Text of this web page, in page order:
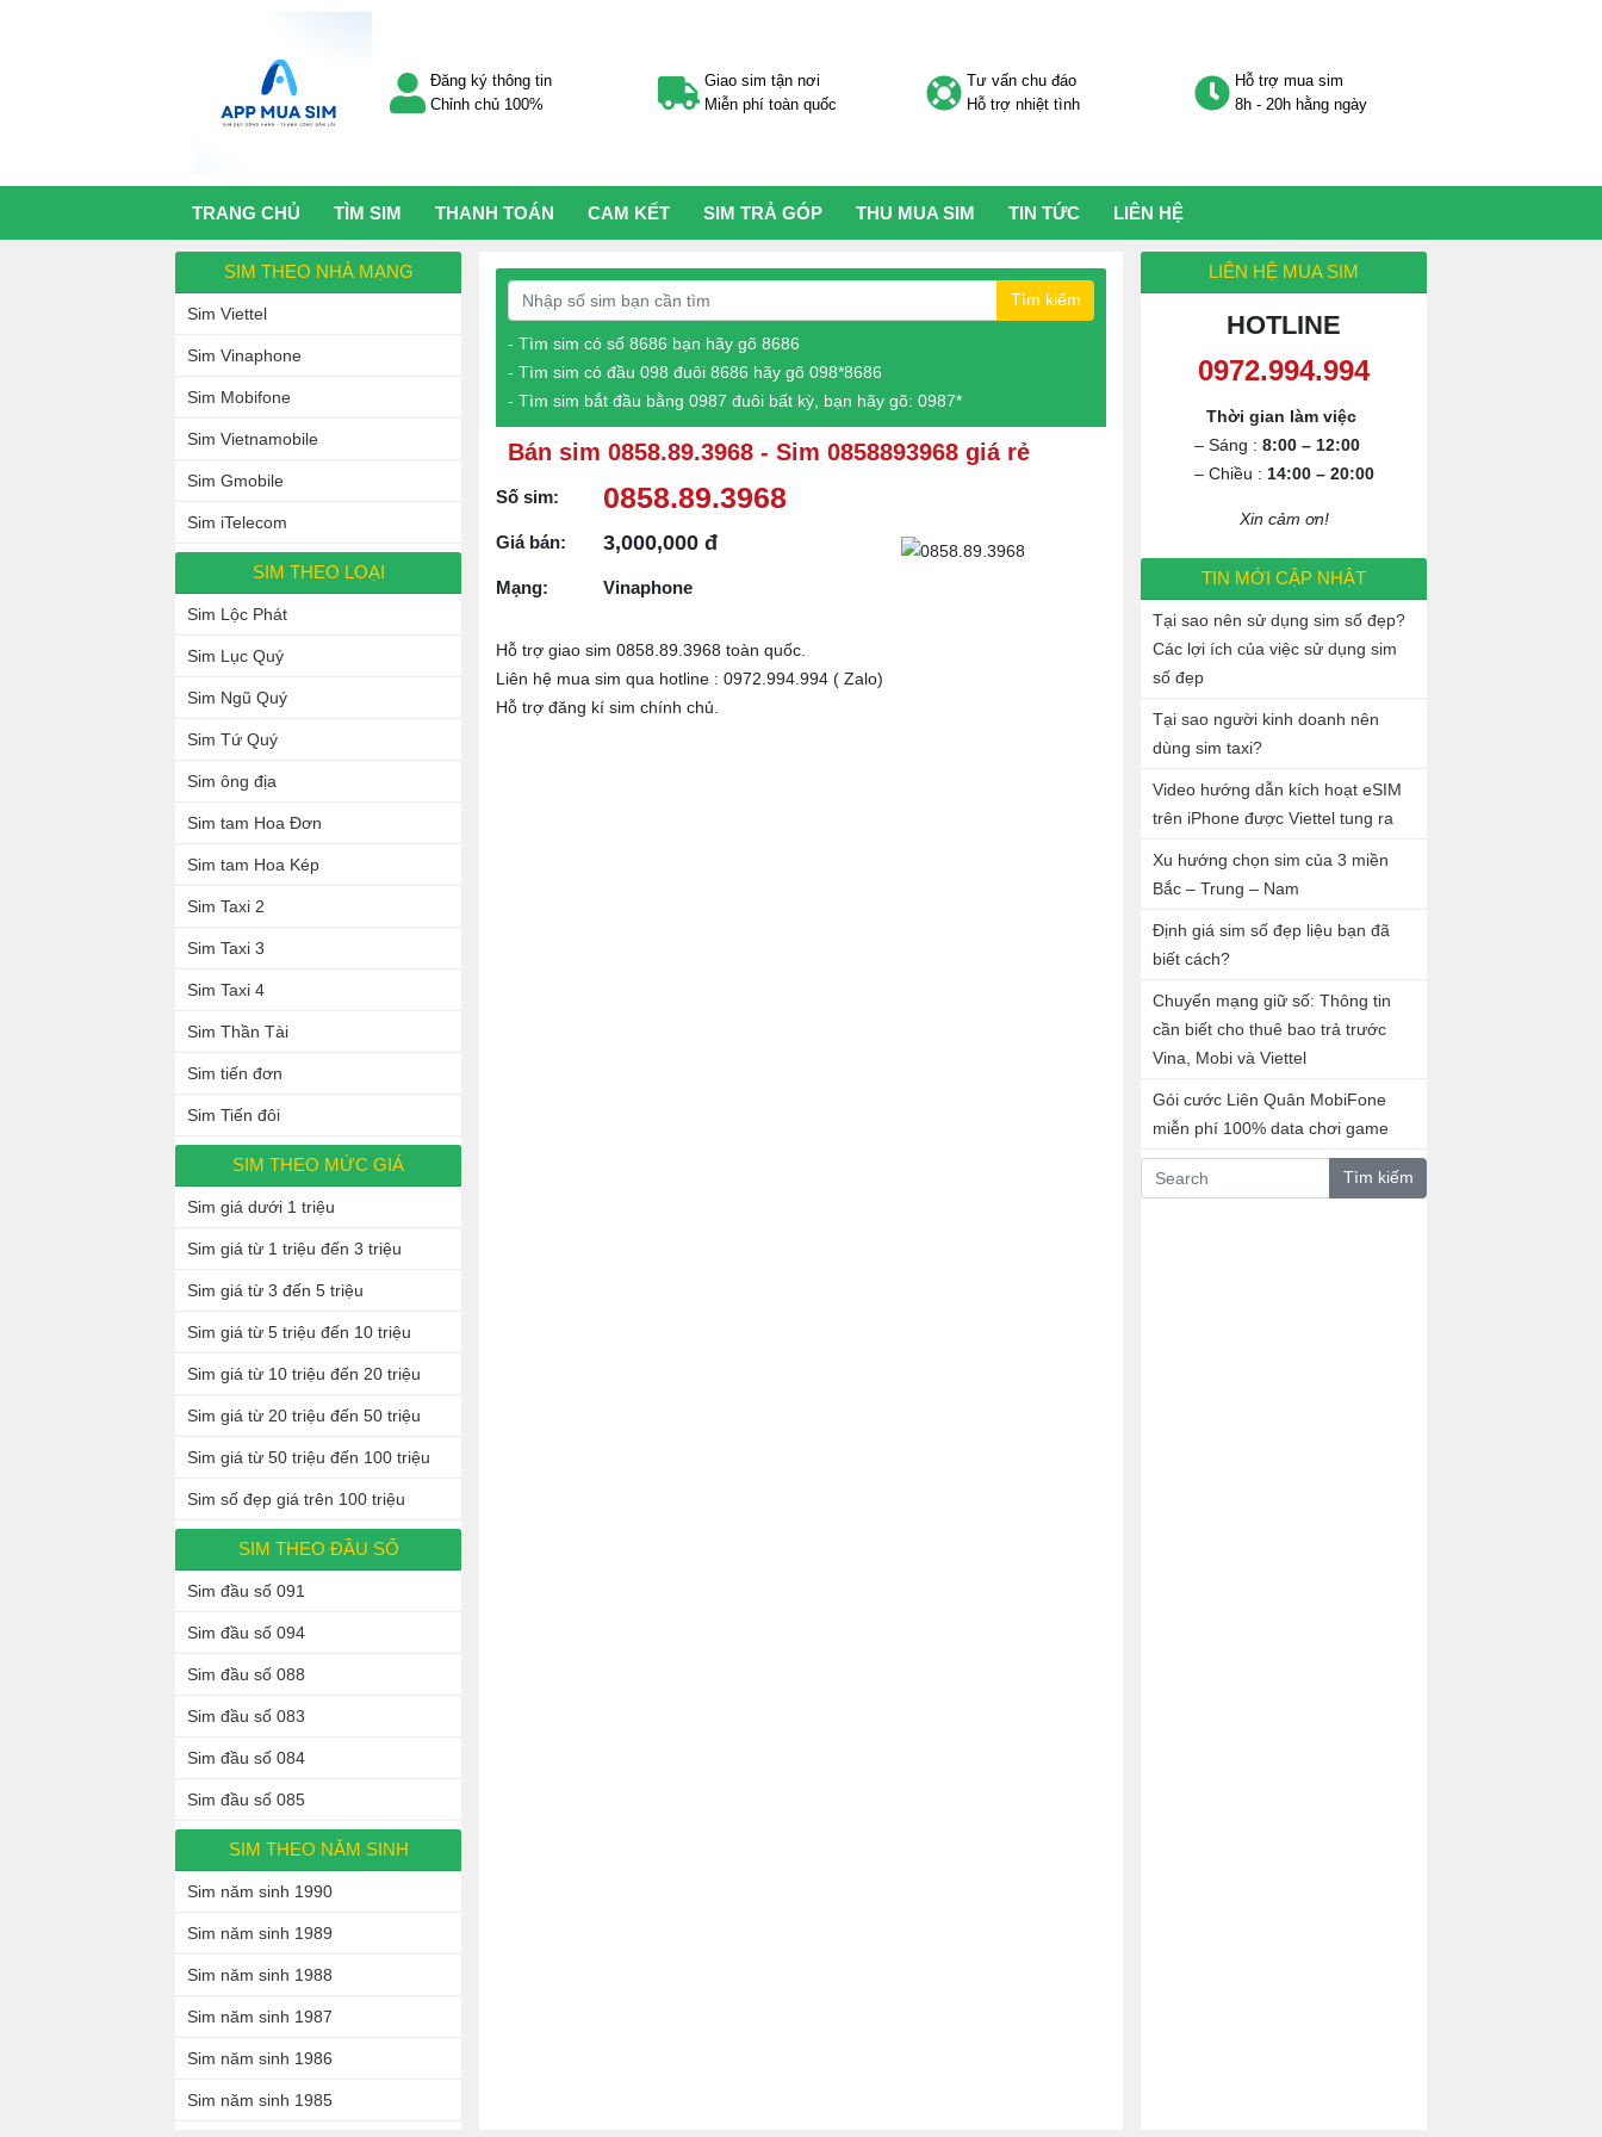
Đăng ký thông tin
Chỉnh chủ 100%
Giao sim tận nơi
Miễn phí toàn quốc
Tư vấn chu đáo
Hỗ trợ nhiệt tình
Hỗ trợ mua sim
8h - 20h hằng ngày
TRANG CHỦ TÌM SIM THANH TOÁN CAM KẾT SIM TRẢ GÓP THU MUA SIM TIN TỨC LIÊN HỆ
Tìm kiếm
- Tìm sim có số 8686 bạn hãy gõ 8686
- Tìm sim có đầu 098 đuôi 8686 hãy gõ 098*8686
- Tìm sim bắt đầu bằng 0987 đuôi bất kỳ, bạn hãy gõ: 0987*
Bán sim 0858.89.3968 - Sim 0858893968 giá rẻ
Số sim: 0858.89.3968
Giá bán: 3,000,000 đ
Mạng: Vinaphone
Hỗ trợ giao sim 0858.89.3968 toàn quốc.
Liên hệ mua sim qua hotline : 0972.994.994 ( Zalo)
Hỗ trợ đăng kí sim chính chủ.
SIM THEO NHÀ MẠNG
Sim Viettel
Sim Vinaphone
Sim Mobifone
Sim Vietnamobile
Sim Gmobile
Sim iTelecom
SIM THEO LOẠI
Sim Lộc Phát
Sim Lục Quý
Sim Ngũ Quý
Sim Tứ Quý
Sim ông địa
Sim tam Hoa Đơn
Sim tam Hoa Kép
Sim Taxi 2
Sim Taxi 3
Sim Taxi 4
Sim Thần Tài
Sim tiến đơn
Sim Tiến đôi
SIM THEO MỨC GIÁ
Sim giá dưới 1 triệu
Sim giá từ 1 triệu đến 3 triệu
Sim giá từ 3 đến 5 triệu
Sim giá từ 5 triệu đến 10 triệu
Sim giá từ 10 triệu đến 20 triệu
Sim giá từ 20 triệu đến 50 triệu
Sim giá từ 50 triệu đến 100 triệu
Sim số đẹp giá trên 100 triệu
SIM THEO ĐẦU SỐ
Sim đầu số 091
Sim đầu số 094
Sim đầu số 088
Sim đầu số 083
Sim đầu số 084
Sim đầu số 085
SIM THEO NĂM SINH
Sim năm sinh 1990
Sim năm sinh 1989
Sim năm sinh 1988
Sim năm sinh 1987
Sim năm sinh 1986
Sim năm sinh 1985
LIÊN HỆ MUA SIM
HOTLINE
Thời gian làm việc
– Sáng : 8:00 – 12:00
– Chiều : 14:00 – 20:00
Xin cảm ơn!
TIN MỚI CẬP NHẬT
Tại sao nên sử dụng sim số đẹp?
Các lợi ích của việc sử dụng sim
số đẹp
Tại sao người kinh doanh nên
dùng sim taxi?
Video hướng dẫn kích hoạt eSIM
trên iPhone được Viettel tung ra
Xu hướng chọn sim của 3 miền
Bắc – Trung – Nam
Định giá sim số đẹp liệu bạn đã
biết cách?
Chuyển mạng giữ số: Thông tin
cần biết cho thuê bao trả trước
Vina, Mobi và Viettel
Gói cước Liên Quân MobiFone
miễn phí 100% data chơi game
Tìm kiếm